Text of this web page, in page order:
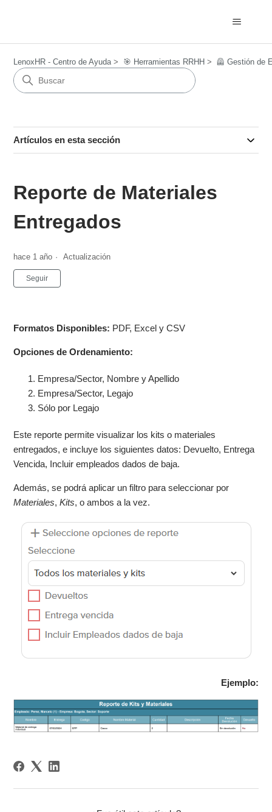
LenoxHR - Centro de Ayuda 🎯​ Herramientas RRHH 🦺 Gestión de
Artículos en esta sección
Reporte de Materiales
Entregados
hace 1 año Actualización
Seguir
Formatos Disponibles: PDF, Excel y CSV
Opciones de Ordenamiento:
Empresa/Sector, Nombre y Apellido
Empresa/Sector, Legajo
Sólo por Legajo
Este reporte permite visualizar los kits o materiales
entregados, e incluye los siguientes datos: Devuelto, Entrega
Vencida, Incluir empleados dados de baja.
Además, se podrá aplicar un filtro para seleccionar por
Materiales,Kits, o ambos a la vez.
Ejemplo: